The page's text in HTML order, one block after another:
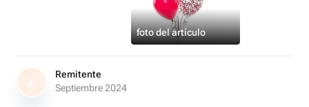
foto del artículo
R
Remitente
Septiembre 2024